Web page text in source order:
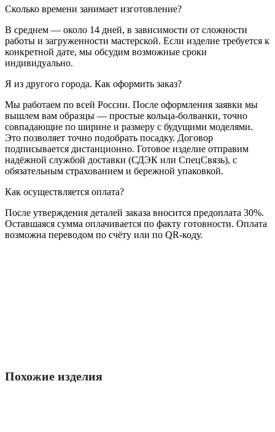
Сколько времени занимает изготовление?
В среднем — около 14 дней, в зависимости от сложности
работы и загруженности мастерской. Если изделие требуется к
конкретной дате, мы обсудим возможные сроки
индивидуально.
Я из другого города. Как оформить заказ?
Мы работаем по всей России. После оформления заявки мы
вышлем вам образцы — простые кольца-болванки, точно
совпадающие по ширине и размеру с будущими моделями.
Это позволяет точно подобрать посадку. Договор
подписывается дистанционно. Готовое изделие отправим
надёжной службой доставки (СДЭК или СпецСвязь), с
обязательным страхованием и бережной упаковкой.
Как осуществляется оплата?
После утверждения деталей заказа вносится предоплата 30%.
Оставшаяся сумма оплачивается по факту готовности. Оплата
возможна переводом по счёту или по QR-коду.
Похожие изделия